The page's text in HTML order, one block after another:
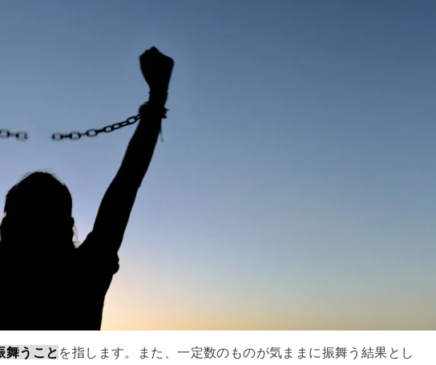
舞うこと を指します。また、一定数のものが気ままに振舞う結果とし